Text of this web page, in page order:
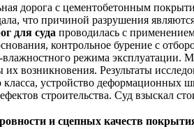
дорога с цементобетонным
что причиной разрушения
для суда проводилась с
контрольное бурение с
влажностного режима
возникновения. Результаты
устройство
строительства. Суд взыскал
и сцепных качеств